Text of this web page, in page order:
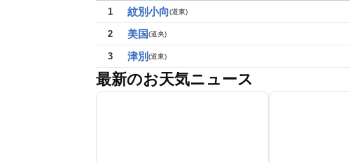
1
紋別小向(道東)
2 美国(道央)
3 津別 (道東)
最新のお天気ニュース